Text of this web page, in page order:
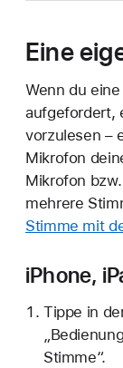
Eine
Wenn du
aufgefordert,
vorzulesen –
Mikrofon
Mikrofon
mehrere
Stimme mit
iPhone,
Tippe in
Stimme“.